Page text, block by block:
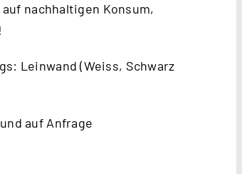
nachhaltigen Konsum,
Leinwand (Weiss, Schwarz
auf Anfrage